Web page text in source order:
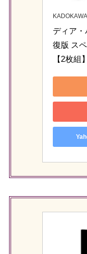
KADOKAWA
ディア
復版 ス
【2枚組